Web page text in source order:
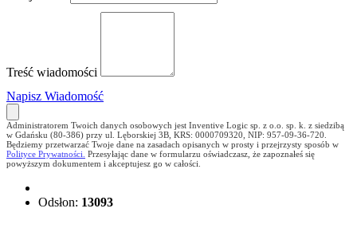
Treść wiadomości
Napisz Wiadomość
Administratorem Twoich danych osobowych jest Inventive Logic sp. z o.o. sp. k. z siedzibą
w Gdańsku (80-386) przy ul. Lęborskiej 3B, KRS: 0000709320, NIP: 957-09-36-720.
Będziemy przetwarzać Twoje dane na zasadach opisanych w prosty i przejrzysty sposób w
Polityce Prywatności. Przesyłając dane w formularzu oświadczasz, że zapoznałeś się
powyższym dokumentem i akceptujesz go w całości.
Odsłon: 13093